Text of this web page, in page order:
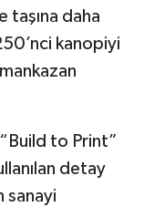
taşına daha
kanopiyi
to Print”
detay
sanayi